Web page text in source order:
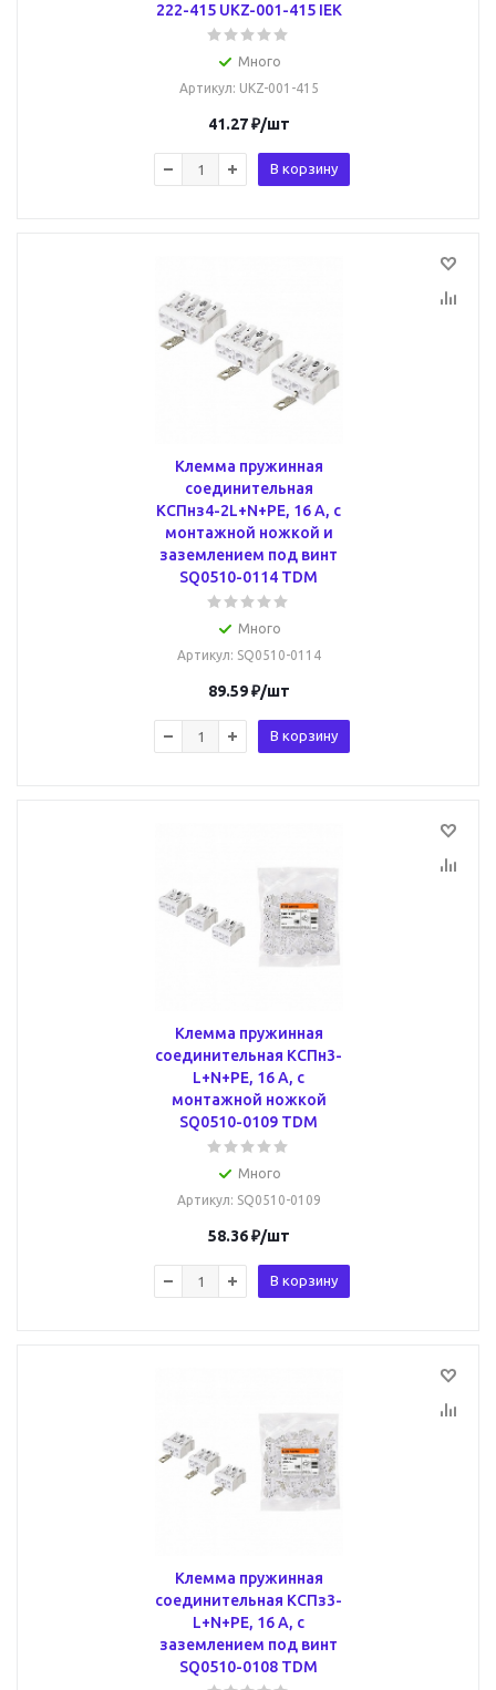
222-415 UKZ-001-415 IEK
Много
Артикул: UKZ-001-415
41.27₽/шт
В корзину
Клемма пружинная
соединительная
КСПнз4-2L+N+PE, 16 A, с
монтажной ножкой и
заземлением под винт
SQ0510-0114 TDM
Много
Артикул: SQ0510-0114
89.59₽/шт
В корзину
Клемма пружинная
соединительная КСПн3-
L+N+PE, 16 A, с
монтажной ножкой
SQ0510-0109 TDM
Много
Артикул: SQ0510-0109
58.36₽/шт
В корзину
Клемма пружинная
соединительная КСПз3-
L+N+PE, 16 A, с
заземлением под винт
SQ0510-0108 TDM